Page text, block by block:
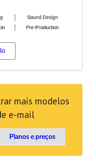
mais modelos
e-mail
Planos e preços